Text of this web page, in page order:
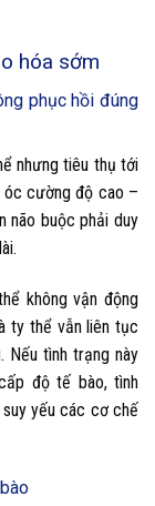
hóa sớm
phục hồi đúng
nhưng tiêu thụ tới
óc cường độ cao –
não buộc phải duy
không vận động
ty thể vẫn liên tục
Nếu tình trạng này
độ tế bào, tình
yếu các cơ chế